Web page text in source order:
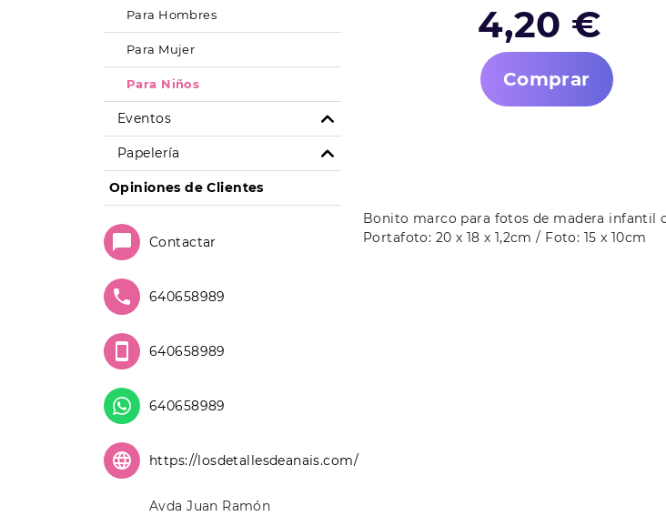
Para Hombres
Para Mujer
Para Niños
Eventos
Papelería
Opiniones de Clientes
Contactar
640658989
640658989
640658989
https://losdetallesdeanais.com/
Avda Juan Ramón
4,20 €
Comprar
Bonito marco para fotos de madera infantil
Portafoto: 20 x 18 x 1,2cm / Foto: 15 x 10cm